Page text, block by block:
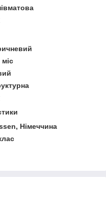
міс
Німеччина